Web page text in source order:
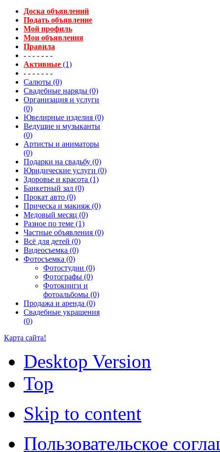
Доска объявлений
Подать объявление
Мой профиль
Мои объявления
Правила
- - - - - - -
Активные (1)
- - - - - - -
Салюты (0)
Свадебные наряды (0)
Организация и услуги
(0)
Ювелирные изделия (0)
Ведущие и музыканты
(0)
Артисты и аниматоры
(0)
Подарки на свадьбу (0)
Юридические услуги (0)
Здоровье и красота (1)
Банкетный зал (0)
Прокат авто (0)
Прическа и макияж (0)
Медовый месяц (0)
Разное по теме (1)
Частные объявления (0)
Всё для детей (0)
Видеосъемка (0)
Фотосъемка (0)
Фотостудии (0)
Фотографы (0)
Фотокниги и
фотоальбомы (0)
Продажа и аренда (0)
Свадебные украшения
(0)
Карта сайта!
Desktop Version
Top
Skip to content
Пользовательское